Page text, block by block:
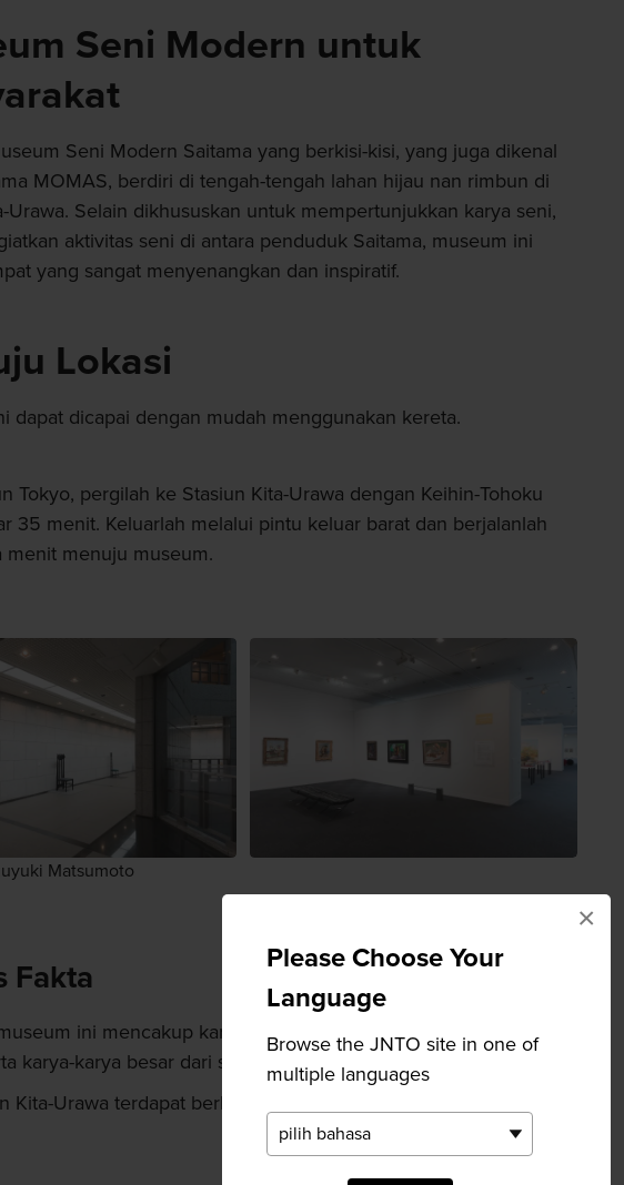
Please Choose Your
Language
Browse the JNTO site in one of
multiple languages
×
Seni Modern untuk
Seni Modern Saitama yang berkisi-kisi, yang juga dikenal
MOMAS, berdiri di tengah-tengah lahan hijau nan rimbun di
Urawa. Selain dikhususkan untuk mempertunjukkan karya seni,
aktivitas seni di antara penduduk Saitama, museum ini
yang sangat menyenangkan dan inspiratif.
Lokasi
dapat dicapai dengan mudah menggunakan kereta.
Tokyo, pergilah ke Stasiun Kita-Urawa dengan Keihin-Tohoku
35 menit. Keluarlah melalui pintu keluar barat dan berjalanlah
menit menuju museum.
Matsumoto
Fakta
ini mencakup karya-karya dari Picasso, Gauguin, dan
karya-karya besar dari seni kontemporer Jepang
Kita-Urawa terdapat berbagai patung dan sebuah air terjun